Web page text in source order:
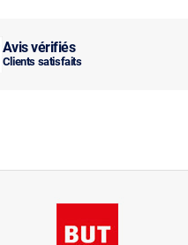
Avis vérifiés
Clients satisfaits